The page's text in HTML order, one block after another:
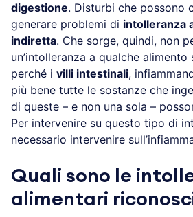
digestione. Disturbi che possono
generare problemi di intolleranza
indiretta. Che sorge, quindi, non
un’intolleranza a qualche
perché i villi intestinali,
più bene tutte le sostanze che
di queste – e non una sola –
Per intervenire su questo tipo di
necessario intervenire
Quali sono le
alimentari